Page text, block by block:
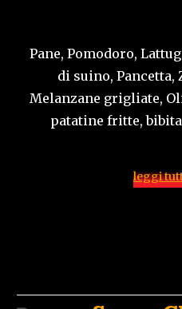
Pane, Pomodoro,
di suino,
Melanzane grigliate,
patatine fritte,
leggi